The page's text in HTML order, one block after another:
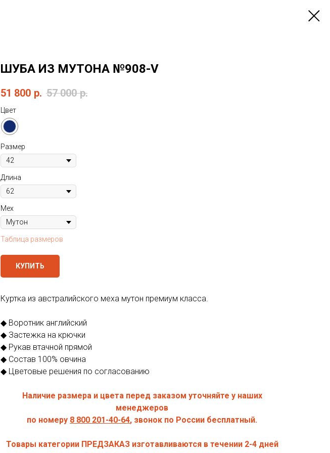
ШУБА ИЗ МУТОНА №908-V
51 800 р. 57 000 р.
Цвет
Размер
Длина
Мех
Таблица размеров
КУПИТЬ
Куртка из австралийского меха мутон премиум класса.
◆ Воротник английский
◆ Застежка на крючки
◆ Рукав втачной прямой
◆ Состав 100% овчина
◆ Цветовые решения по согласованию
Наличие размера и цвета перед заказом уточняйте у наших
менеджеров
по номеру 8 800 201-40- 64, звонок по России бесплатный.
Товары категории ПРЕДЗАКАЗ изготавливаются в течении 2-4 дней